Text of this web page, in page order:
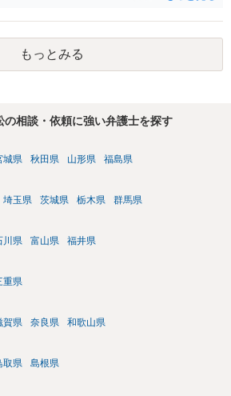
の返済期日も過ぎているため、一括返済を
具体的には、以下の手順で進めるのが効果的
求の通知：PayPayのメッセージ等で「分割
め、残額の一括払いを求める」旨を明確に
めてください。 相手が購入した高額商品
まえ、応じない場合は法的措置を辞さない姿
かと思います。
もっとみる
の相談・依頼に強い弁護士を探す
城県 秋田県 山形県 福島県
埼玉県 茨城県 栃木県 群馬県
川県 富山県 福井県
重県
賀県 奈良県 和歌山県
取県 島根県